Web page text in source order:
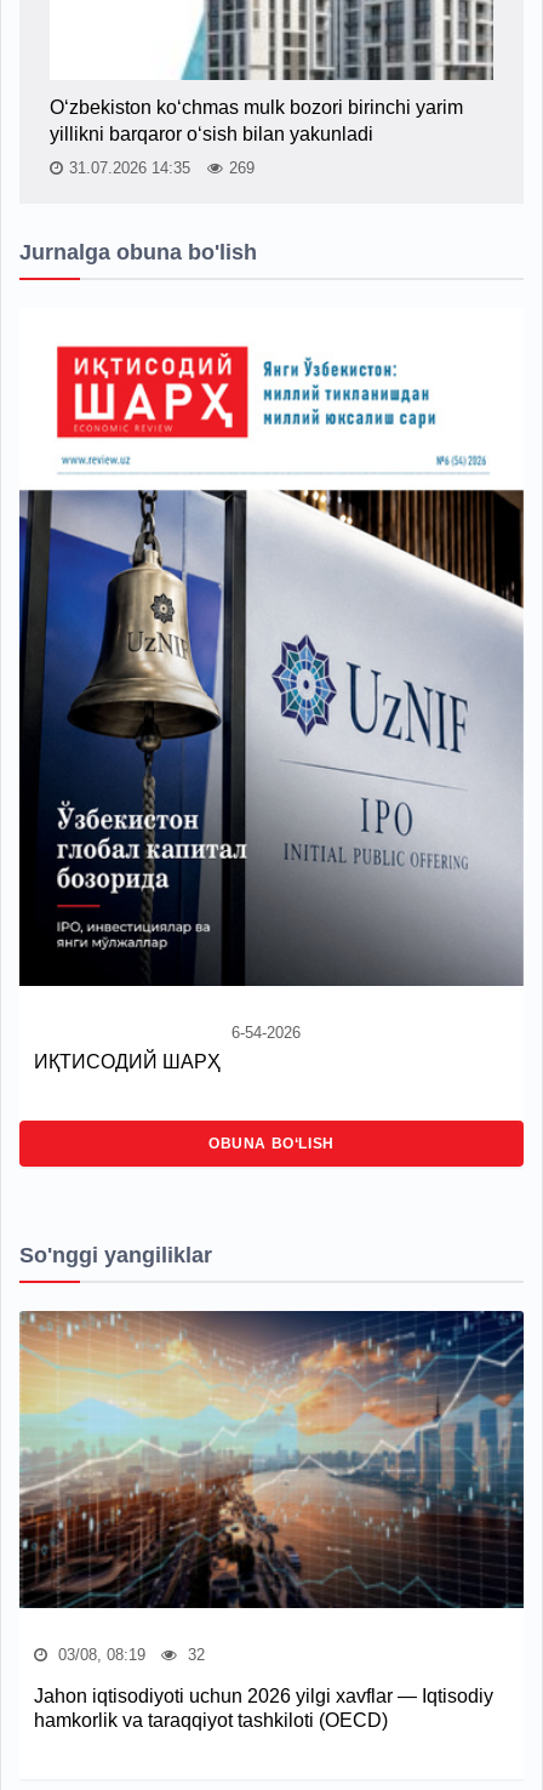
O‘zbekiston ko‘chmas mulk bozori birinchi yarim
yillikni barqaror o‘sish bilan yakunladi
31.07.2026 14:35 269
Jurnalga obuna bo'lish
6-54-2026
ИҚТИСОДИЙ ШАРҲ
OBUNA BO‘LISH
So'nggi yangiliklar
03/08, 08:19 32
Jahon iqtisodiyoti uchun 2026 yilgi xavflar — Iqtisodiy
hamkorlik va taraqqiyot tashkiloti (OECD)